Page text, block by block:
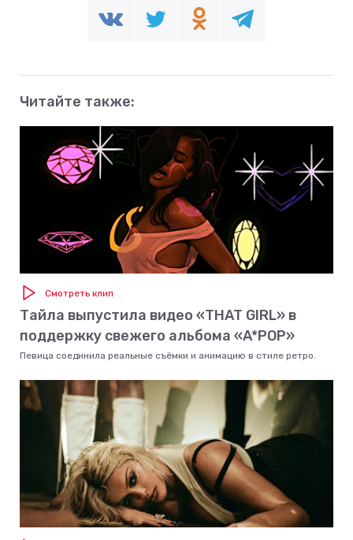
Читайте также:
Смотреть клип
Тайла выпустила видео «THAT GIRL» в
поддержку свежего альбома «A*POP»
Певица соединила реальные съёмки и анимацию в стиле ретро.